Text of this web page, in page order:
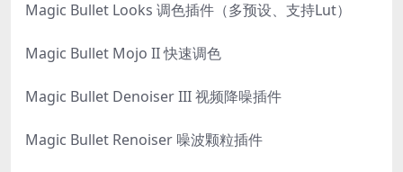
Magic Bullet Looks 调色插件（多预设、支持Lut）
Magic Bullet Mojo II 快速调色
Magic Bullet Denoiser III 视频降噪插件
Magic Bullet Renoiser 噪波颗粒插件